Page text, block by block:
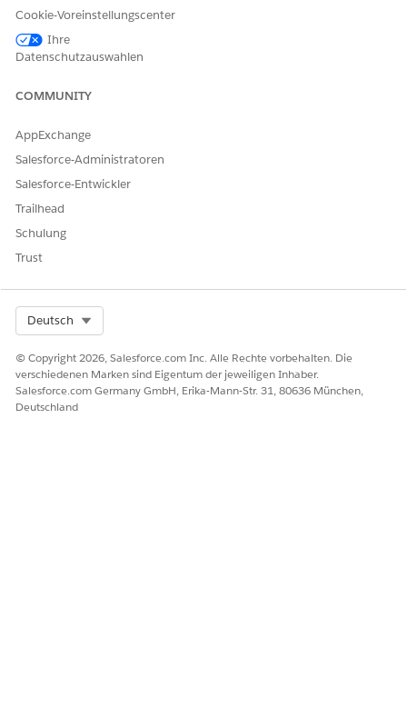
vor der Verwendung der Sitemap in Data 360 überprüft
werden sollen. Nach der ersten Konvertierung können Sie mit
diesem Bericht mehr darüber erfahren, welche Änderungen
Sitemap vorgenommen hat und welche zusätzlichen
KONNTEN SIE IHR PROBLEM MITHILFE DIESES ARTIKELS
Geben Sie uns Feedback, damit wir uns verbessern können.
Cookie-Voreinstellungscenter
Ihre
Datenschutzauswahlen
COMMUNITY
AppExchange
Salesforce-Administratoren
Salesforce-Entwickler
Trailhead
Schulung
Trust
Deutsch
© Copyright 2026, Salesforce.com Inc. Alle Rechte vorbehalten. Die
verschiedenen Marken sind Eigentum der jeweiligen Inhaber.
Salesforce.com Germany GmbH, Erika-Mann-Str. 31, 80636 München,
Deutschland